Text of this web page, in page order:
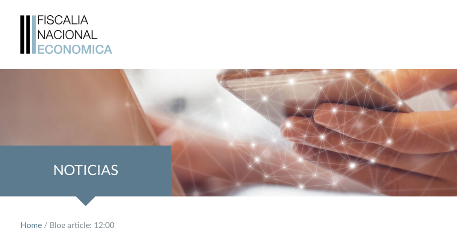
NOTICIAS
Home / Blog article: 12:00